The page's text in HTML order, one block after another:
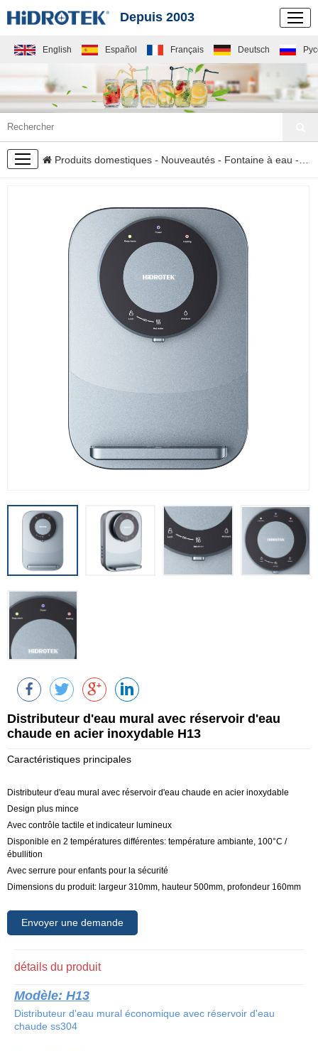
Depuis 2003
English Español Français Deutsch
NOUVEAUTÉS
Produits domestiques - Nouveautés - Fontaine à eau - Distributeur d'eau mural avec réservoir d'eau chaude en acier inoxydable H13
Distributeur d'eau mural avec réservoir d'eau
chaude en acier inoxydable H13
Caractéristiques principales
Distributeur d'eau mural avec réservoir d'eau chaude en acier inoxydable
Design plus mince
Avec contrôle tactile et indicateur lumineux
Disponible en 2 températures différentes: température ambiante, 100°C /
ébullition
Avec serrure pour enfants pour la sécurité
Dimensions du produit: largeur 310mm, hauteur 500mm, profondeur 160mm
Envoyer une demande
détails du produit
Modèle: H13
Distributeur d'eau mural économique avec réservoir d'eau
chaude ss304